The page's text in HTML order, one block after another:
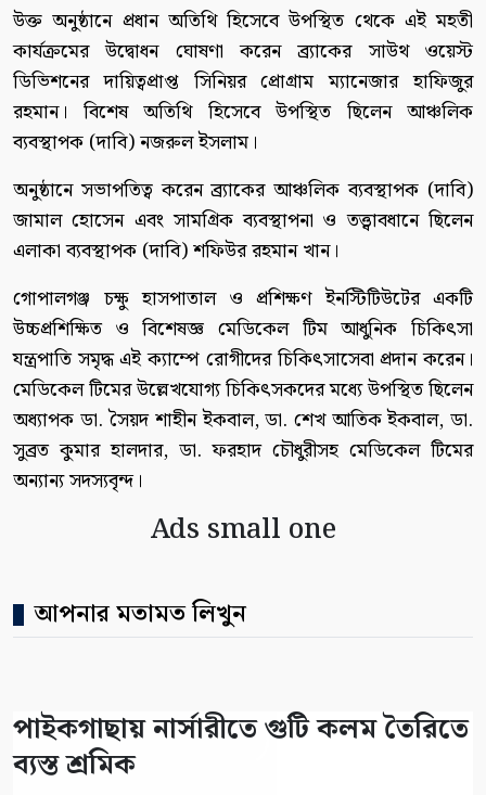
উক্ত অনুষ্ঠানে প্রধান অতিথি হিসেবে উপস্থিত থেকে এই মহতী
কার্যক্রমের উদ্বোধন ঘোষণা করেন ব্র্যাকের সাউথ ওয়েস্ট
ডিভিশনের দায়িত্বপ্রাপ্ত সিনিয়র প্রোগ্রাম ম্যানেজার হাফিজুর
রহমান। বিশেষ অতিথি হিসেবে উপস্থিত ছিলেন আঞ্চলিক
ব্যবস্থাপক (দাবি) নজরুল ইসলাম।
অনুষ্ঠানে সভাপতিত্ব করেন ব্র্যাকের আঞ্চলিক ব্যবস্থাপক (দাবি)
জামাল হোসেন এবং সামগ্রিক ব্যবস্থাপনা ও তত্ত্বাবধানে ছিলেন
এলাকা ব্যবস্থাপক (দাবি) শফিউর রহমান খান।
গোপালগঞ্জ চক্ষু হাসপাতাল ও প্রশিক্ষণ ইনস্টিটিউটের একটি
উচ্চপ্রশিক্ষিত ও বিশেষজ্ঞ মেডিকেল টিম আধুনিক চিকিৎসা
যন্ত্রপাতি সমৃদ্ধ এই ক্যাম্পে রোগীদের চিকিৎসাসেবা প্রদান করেন।
মেডিকেল টিমের উল্লেখযোগ্য চিকিৎসকদের মধ্যে উপস্থিত ছিলেন
অধ্যাপক ডা. সৈয়দ শাহীন ইকবাল, ডা. শেখ আতিক ইকবাল, ডা.
সুব্রত কুমার হালদার, ডা. ফরহাদ চৌধুরীসহ মেডিকেল টিমের
অন্যান্য সদস্যবৃন্দ।
Ads small one
আপনার মতামত লিখুন
পাইকগাছায় নার্সারীতে গুটি কলম তৈরিতে
ব্যস্ত শ্রমিক